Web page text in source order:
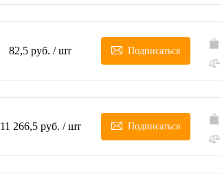
82,5 руб. / шт Подписаться
11 266,5 руб. / шт Подписаться